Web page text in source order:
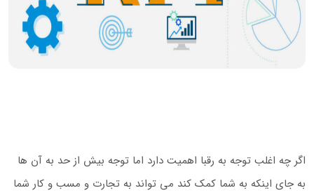
اگر چه اغلب توجه به رقبا اهمیت دارد اما توجه بیش از حد به آن ها
به جای اینکه به شما کمک کند می تواند به تجارت و مسب و کار شما